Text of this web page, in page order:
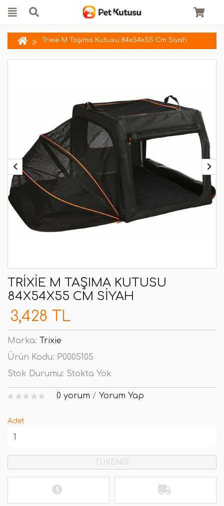
Trixie M Taşıma Kutusu 84x54x55 Cm Siyah
TRIXIE M TAŞIMA KUTUSU
84X54X55 CM SIYAH
3,428 TL
Marka: Trixie
Ürün Kodu: P0005105
Stok Durumu: Stokta Yok
0 yorum / Yorum Yap
Adet
TÜKENDİ